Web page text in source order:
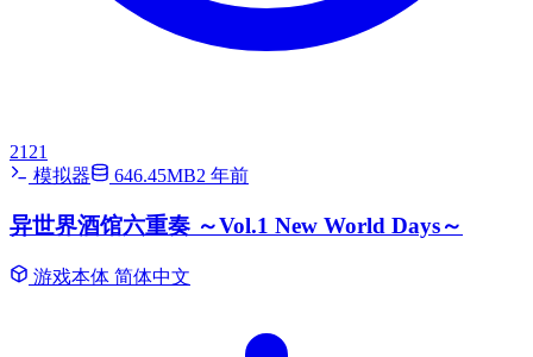
2121
模拟器
646.45MB2 年前
异世界酒馆六重奏 ～Vol.1 New World Days～
游戏本体 简体中文